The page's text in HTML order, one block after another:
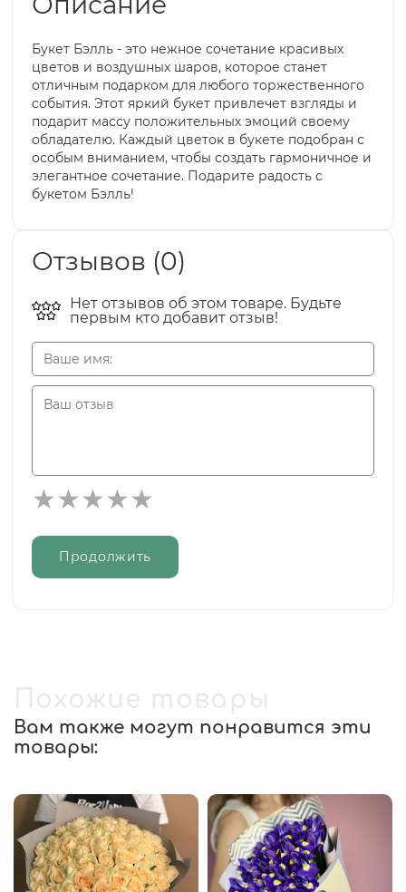
Букет Бэлль - это нежное сочетание красивых
цветов и воздушных шаров, которое станет
отличным подарком для любого торжественного
события. Этот яркий букет привлечет взгляды и
подарит массу положительных эмоций своему
обладателю. Каждый цветок в букете подобран с
особым вниманием, чтобы создать гармоничное и
элегантное сочетание. Подарите радость с
букетом Бэлль!
Отзывов (0)
Нет отзывов об этом товаре. Будьте
первым кто добавит отзыв!
Продолжить
Вам также могут понравится эти
товары: